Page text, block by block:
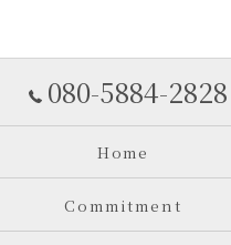
080-5884-2828
Home
Commitment